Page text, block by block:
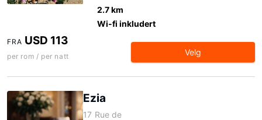
2.7 km
Wi-fi inkludert
FRA USD 113
per rom / per natt Velg
Ezia
17 Rue de